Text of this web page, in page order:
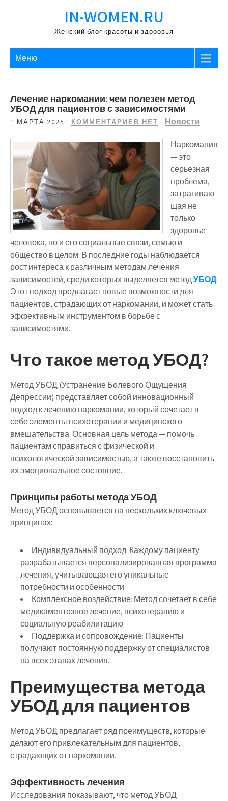
IN-WOMEN.RU
Женский блог красоты и здоровья
Меню
Лечение наркомании: чем полезен метод
УБОД для пациентов с зависимостями
1 МАРТА 2025 КОММЕНТАРИЕВ НЕТ Новости
Наркомания
— это
серьезная
проблема,
затрагиваю
щая не
только
здоровье
человека, но и его социальные связи, семью и
общество в целом. В последние годы наблюдается
рост интереса к различным методам лечения
зависимостей, среди которых выделяется методУБОД.
Этот подход предлагает новые возможности для
пациентов, страдающих от наркомании, и может стать
эффективным инструментом в борьбе с
зависимостями.
Что такое метод УБОД?
Метод УБОД (Устранение Болевого Ощущения
Депрессии) представляет собой инновационный
подход к лечению наркомании, который сочетает в
себе элементы психотерапии и медицинского
вмешательства. Основная цель метода — помочь
пациентам справиться с физической и
психологической зависимостью, а также восстановить
их эмоциональное состояние.
Принципы работы метода УБОД
Метод УБОД основывается на нескольких ключевых
принципах:
Индивидуальный подход: Каждому пациенту
разрабатывается персонализированная программа
лечения, учитывающая его уникальные
потребности и особенности.
Комплексное воздействие: Метод сочетает в себе
медикаментозное лечение, психотерапию и
социальную реабилитацию.
Поддержка и сопровождение: Пациенты
получают постоянную поддержку от специалистов
на всех этапах лечения.
Преимущества метода
УБОД для пациентов
Метод УБОД предлагает ряд преимуществ, которые
делают его привлекательным для пациентов,
страдающих от наркомании.
Эффективность лечения
Исследования показывают, что метод УБОД